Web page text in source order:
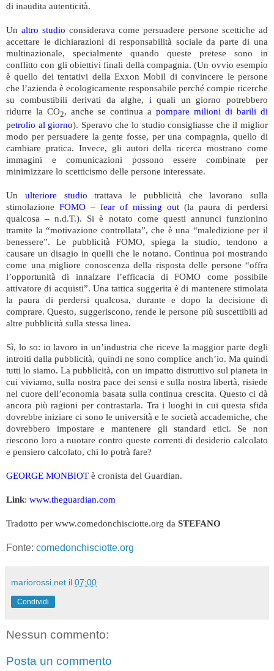
di inaudita autenticità.
Un altro studio considerava come persuadere persone scettiche ad
accettare le dichiarazioni di responsabilità sociale da parte di una
multinazionale, specialmente quando queste pretese sono in
conflitto con gli obiettivi finali della compagnia. (Un ovvio esempio
è quello dei tentativi della Exxon Mobil di convincere le persone
che l’azienda è ecologicamente responsabile perché compie ricerche
su combustibili derivati da alghe, i quali un giorno potrebbero
ridurre la CO2, anche se continua a pompare milioni di barili di
petrolio al giorno). Speravo che lo studio consigliasse che il miglior
modo per persuadere la gente fosse, per una compagnia, quello di
cambiare pratica. Invece, gli autori della ricerca mostrano come
immagini e comunicazioni possono essere combinate per
minimizzare lo scetticismo delle persone interessate.
Un ulteriore studio trattava le pubblicità che lavorano sulla
stimolazione FOMO – fear of missing out (la paura di perdersi
qualcosa – n.d.T.). Si è notato come questi annunci funzionino
tramite la “motivazione controllata”, che è una “maledizione per il
benessere”. Le pubblicità FOMO, spiega la studio, tendono a
causare un disagio in quelli che le notano. Continua poi mostrando
come una migliore conoscenza della risposta delle persone “offra
l’opportunità di innalzare l’efficacia di FOMO come possibile
attivatore di acquisti”. Una tattica suggerita è di mantenere stimolata
la paura di perdersi qualcosa, durante e dopo la decisione di
comprare. Questo, suggeriscono, rende le persone più suscettibili ad
altre pubblicità sulla stessa linea.
Sì, lo so: io lavoro in un’industria che riceve la maggior parte degli
introiti dalla pubblicità, quindi ne sono complice anch’io. Ma quindi
tutti lo siamo. La pubblicità, con un impatto distruttivo sul pianeta in
cui viviamo, sulla nostra pace dei sensi e sulla nostra libertà, risiede
nel cuore dell’economia basata sulla continua crescita. Questo ci dà
ancora più ragioni per contrastarla. Tra i luoghi in cui questa sfida
dovrebbe iniziare ci sono le università e le società accademiche, che
dovrebbero impostare e mantenere gli standard etici. Se non
riescono loro a nuotare contro queste correnti di desiderio calcolato
e pensiero calcolato, chi lo potrà fare?
GEORGE MONBIOT è cronista del Guardian.
Link: www.theguardian.com
Tradotto per www.comedonchisciotte.org da STEFANO
Fonte: comedonchisciotte.org
mariorossi.net il 07:00
Condividi
Nessun commento:
Posta un commento